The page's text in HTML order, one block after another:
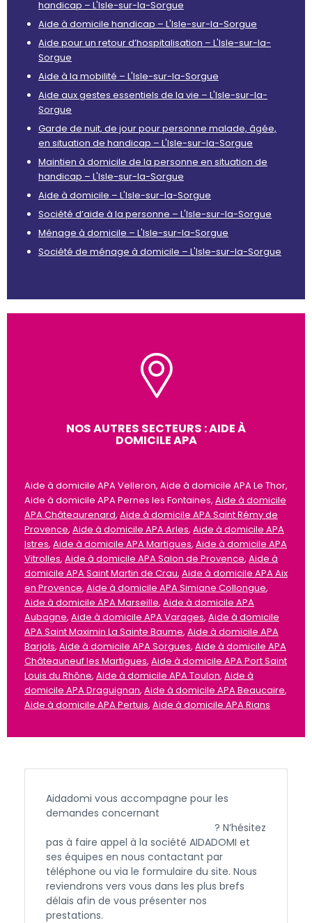
handicap – L'Isle-sur-la-Sorgue
Aide à domicile handicap – L'Isle-sur-la-Sorgue
Aide pour un retour d’hospitalisation – L'Isle-sur-la-
Sorgue
Aide à la mobilité – L'Isle-sur-la-Sorgue
Aide aux gestes essentiels de la vie – L'Isle-sur-la-
Sorgue
Garde de nuit, de jour pour personne malade, âgée,
en situation de handicap – L'Isle-sur-la-Sorgue
Maintien à domicile de la personne en situation de
handicap – L'Isle-sur-la-Sorgue
Aide à domicile – L'Isle-sur-la-Sorgue
Société d’aide à la personne – L'Isle-sur-la-Sorgue
Ménage à domicile – L'Isle-sur-la-Sorgue
Société de ménage à domicile – L'Isle-sur-la-Sorgue
NOS AUTRES SECTEURS : AIDE À
DOMICILE APA
Aide à domicile APA Velleron, Aide à domicile APA Le Thor,
Aide à domicile APA Pernes les Fontaines, Aide à domicile
APA Châteaurenard, Aide à domicile APA Saint Rémy de
Provence, Aide à domicile APA Arles, Aide à domicile APA
Istres, Aide à domicile APA Martigues, Aide à domicile APA
Vitrolles, Aide à domicile APA Salon de Provence, Aide à
domicile APA Saint Martin de Crau, Aide à domicile APA Aix
en Provence, Aide à domicile APA Simiane Collongue,
Aide à domicile APA Marseille, Aide à domicile APA
Aubagne, Aide à domicile APA Varages, Aide à domicile
APA Saint Maximin La Sainte Baume, Aide à domicile APA
Barjols, Aide à domicile APA Sorgues, Aide à domicile APA
Châteauneuf les Martigues, Aide à domicile APA Port Saint
Louis du Rhône, Aide à domicile APA Toulon, Aide à
domicile APA Draguignan, Aide à domicile APA Beaucaire,
Aide à domicile APA Pertuis, Aide à domicile APA Rians
Aidadomi vous accompagne pour les
demandes concernant
? N’hésitez
pas à faire appel à la société AIDADOMI et
ses équipes en nous contactant par
téléphone ou via le formulaire du site. Nous
reviendrons vers vous dans les plus brefs
délais afin de vous présenter nos
prestations.